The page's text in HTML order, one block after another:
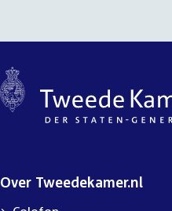
Over Tweedekamer.nl